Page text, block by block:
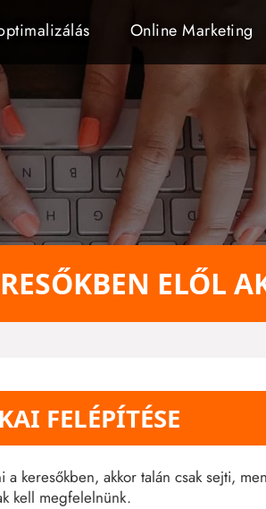
Online Marketing
ELŐL
FELÉPÍTÉSE
keresőkben, akkor talán csak sejti,
kell megfelelnünk.